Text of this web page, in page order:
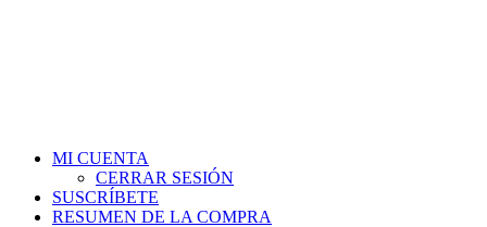
MI CUENTA
CERRAR SESIÓN
SUSCRÍBETE
RESUMEN DE LA COMPRA